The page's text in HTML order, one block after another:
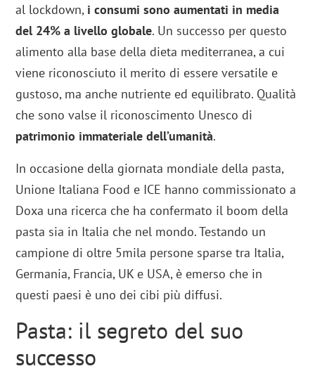
al lockdown, i consumi sono aumentati in media
del 24% a livello globale. Un successo per questo
alimento alla base della dieta mediterranea, a cui
viene riconosciuto il merito di essere versatile e
gustoso, ma anche nutriente ed equilibrato. Qualità
che sono valse il riconoscimento Unesco di
patrimonio immateriale dell’umanità.
In occasione della giornata mondiale della pasta,
Unione Italiana Food e ICE hanno commissionato a
Doxa una ricerca che ha confermato il boom della
pasta sia in Italia che nel mondo. Testando un
campione di oltre 5mila persone sparse tra Italia,
Germania, Francia, UK e USA, è emerso che in
questi paesi è uno dei cibi più diffusi.
Pasta: il segreto del suo
successo